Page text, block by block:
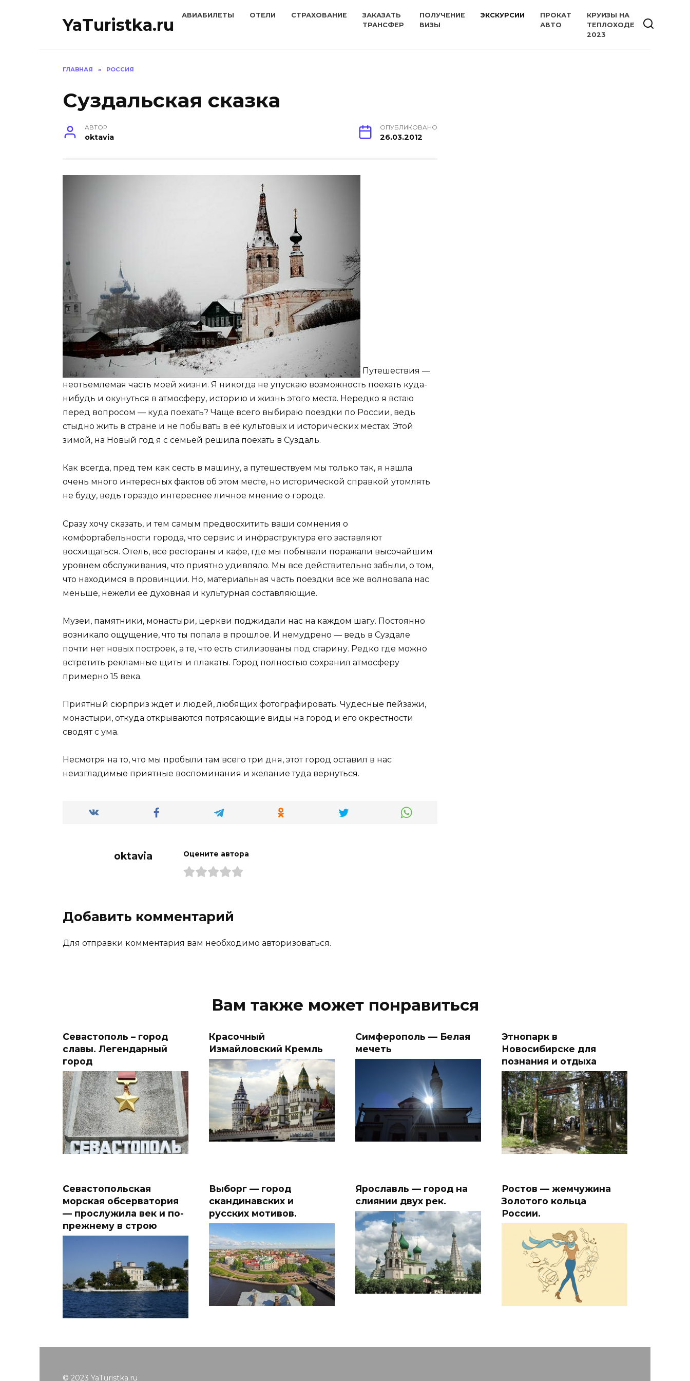
YaTuristka.ru АВИАБИЛЕТЫ ОТЕЛИ СТРАХОВАНИЕ
ЗАКАЗАТЬ
ТРАНСФЕР
ПОЛУЧЕНИЕ
ВИЗЫ
ЭКСКУРСИИ
ПРОКАТ
АВТО
КРУИЗЫ НА
ТЕПЛОХОДЕ
2023
ГЛАВНАЯ » РОССИЯ
Суздальская сказка
АВТОР
oktavia
ОПУБЛИКОВАНО
26.03.2012
Путешествия —
неотъемлемая часть моей жизни. Я никогда не упускаю возможность поехать куда-
нибудь и окунуться в атмосферу, историю и жизнь этого места. Нередко я встаю
перед вопросом — куда поехать? Чаще всего выбираю поездки по России, ведь
стыдно жить в стране и не побывать в её культовых и исторических местах. Этой
зимой, на Новый год я с семьей решила поехать в Суздаль.
Как всегда, пред тем как сесть в машину, а путешествуем мы только так, я нашла
очень много интересных фактов об этом месте, но исторической справкой утомлять
не буду, ведь гораздо интереснее личное мнение о городе.
Сразу хочу сказать, и тем самым предвосхитить ваши сомнения о
комфортабельности города, что сервис и инфраструктура его заставляют
восхищаться. Отель, все рестораны и кафе, где мы побывали поражали высочайшим
уровнем обслуживания, что приятно удивляло. Мы все действительно забыли, о том,
что находимся в провинции. Но, материальная часть поездки все же волновала нас
меньше, нежели ее духовная и культурная составляющие.
Музеи, памятники, монастыри, церкви поджидали нас на каждом шагу. Постоянно
возникало ощущение, что ты попала в прошлое. И немудрено — ведь в Суздале
почти нет новых построек, а те, что есть стилизованы под старину. Редко где можно
встретить рекламные щиты и плакаты. Город полностью сохранил атмосферу
примерно 15 века.
Приятный сюрприз ждет и людей, любящих фотографировать. Чудесные пейзажи,
монастыри, откуда открываются потрясающие виды на город и его окрестности
сводят с ума.
Несмотря на то, что мы пробыли там всего три дня, этот город оставил в нас
неизгладимые приятные воспоминания и желание туда вернуться.
oktavia Оцените автора
Добавить комментарий
Для отправки комментария вам необходимо авторизоваться.
Вам также может понравиться
Севастополь – город
славы. Легендарный
город
Красочный
Измайловский Кремль
Симферополь — Белая
мечеть
Этнопарк в
Новосибирске для
познания и отдыха
Севастопольская
морская обсерватория
— прослужила век и по-
прежнему в строю
Выборг — город
скандинавских и
русских мотивов.
Ярославль — город на
слиянии двух рек.
Ростов — жемчужина
Золотого кольца
России.
© 2023 YaTuristka.ru